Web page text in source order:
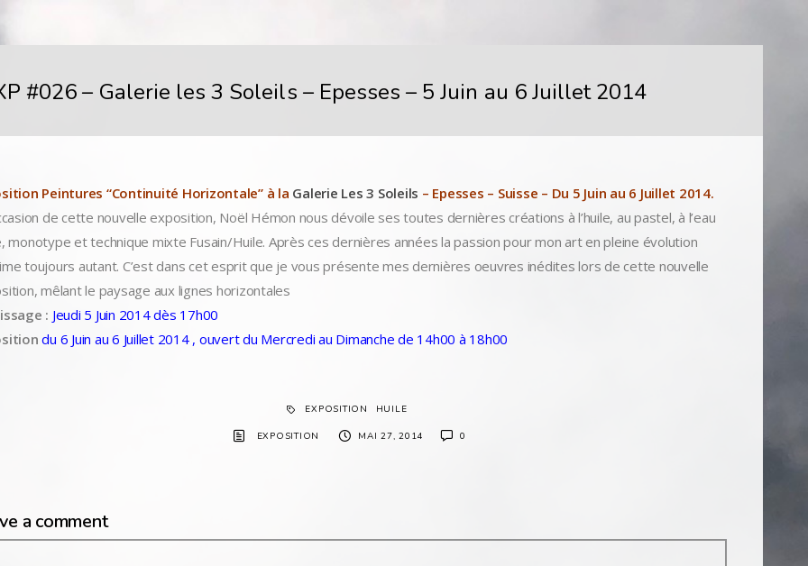
#026 – Galerie les 3 Soleils – Epesses – 5 Juin au 6 Juillet 2014
Peintures “Continuité Horizontale” à la Galerie Les 3 Soleils – Epesses – Suisse – Du 5 Juin au 6 Juillet 2014.
de cette nouvelle exposition, Noël Hémon nous dévoile ses toutes dernières créations à l’huile, au pastel, à l’eau
monotype et technique mixte Fusain/Huile. Après ces dernières années la passion pour mon art en pleine évolution
toujours autant. C’est dans cet esprit que je vous présente mes dernières oeuvres inédites lors de cette nouvelle
mêlant le paysage aux lignes horizontales
: Jeudi 5 Juin 2014 dès 17h00
du 6 Juin au 6 Juillet 2014 , ouvert du Mercredi au Dimanche de 14h00 à 18h00
EXPOSITION HUILE
EXPOSITION MAI 27, 2014 0
a comment